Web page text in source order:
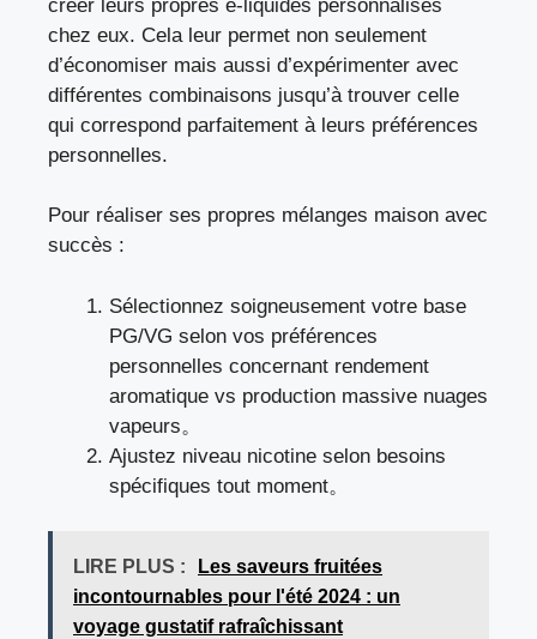
créer leurs propres e-liquides personnalisés
chez eux. Cela leur permet non seulement
d’économiser mais aussi d’expérimenter avec
différentes combinaisons jusqu’à trouver celle
qui correspond parfaitement à leurs préférences
personnelles.
Pour réaliser ses propres mélanges maison avec
succès :
Sélectionnez soigneusement votre base
PG/VG selon vos préférences
personnelles concernant rendement
aromatique vs production massive nuages
vapeurs。
Ajustez niveau nicotine selon besoins
spécifiques tout moment。
LIRE PLUS :
Les saveurs fruitées
incontournables pour l'été 2024 : un
voyage gustatif rafraîchissant